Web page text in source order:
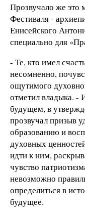
Прозвучало же это
Фестиваля -
Енисейского
специально для
- Те, кто имел
несомненно,
ощутимого
отметил владыка. -
будущем, в
прозвучал призыв
образованию и
духовных
идти к ним,
чувство
невозможно
определиться в
будущее.